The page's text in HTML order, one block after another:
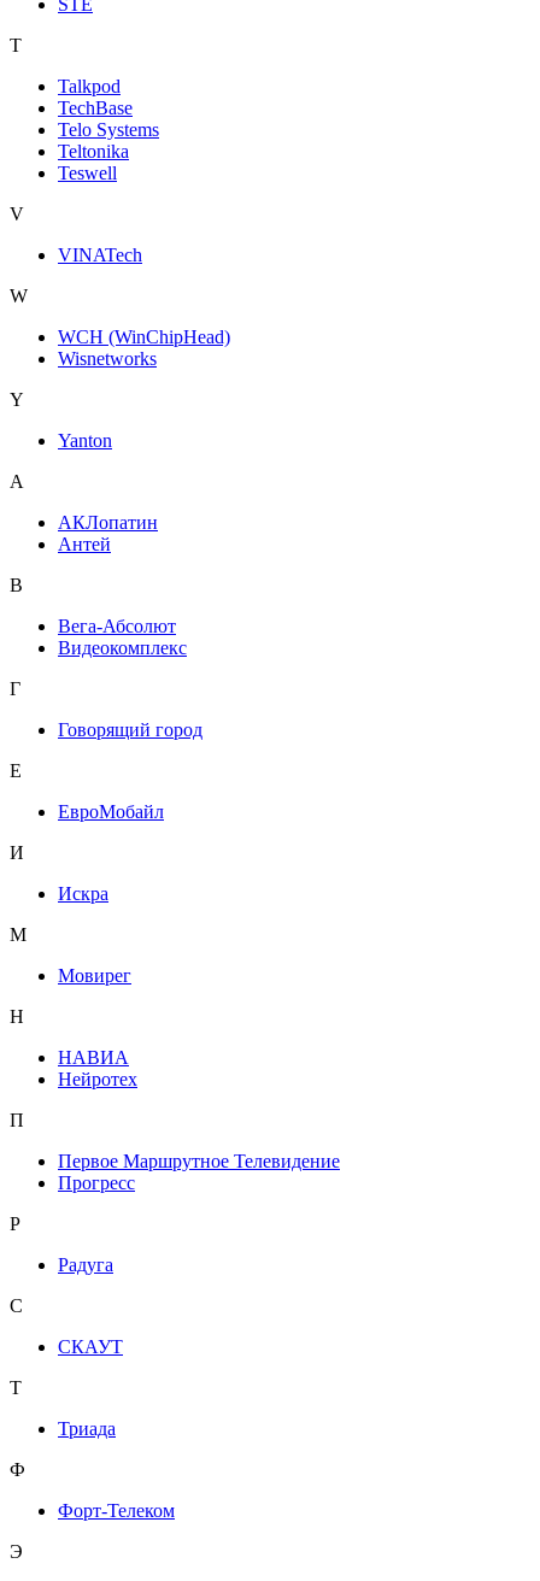
STE
T
Talkpod
TechBase
Telo Systems
Teltonika
Teswell
V
VINATech
W
WCH (WinChipHead)
Wisnetworks
Y
Yanton
А
АКЛопатин
Антей
В
Вега-Абсолют
Видеокомплекс
Г
Говорящий город
Е
ЕвроМобайл
И
Искра
М
Мовирег
Н
НАВИА
Нейротех
П
Первое Маршрутное Телевидение
Прогресс
Р
Радуга
С
СКАУТ
Т
Триада
Ф
Форт-Телеком
Э